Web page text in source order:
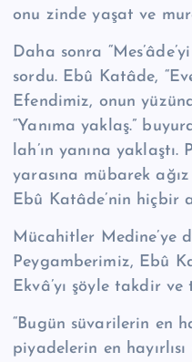
onu zinde yaşat ve
Daha sonra
sordu. Ebû Katâde,
Efendimiz, onun
“Yanıma yaklaş.”
lah’ın yanına
yarasına mübarek
Ebû Katâde’nin hiçbir
Mücahitler Medine’ye
Peygamberimiz, Ebû
Ekvâ’yı şöyle takdir
“Bugün süvarilerin en
piyadelerin en